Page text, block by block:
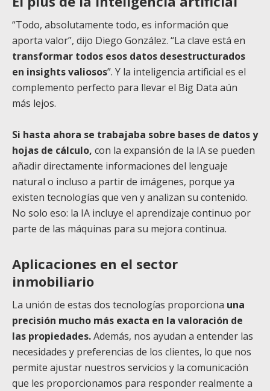
“Todo, absolutamente todo, es información que
aporta valor”, dijo Diego González. “La clave está en
transformar todos esos datos desestructurados
en insights valiosos”. Y la inteligencia artificial es el
complemento perfecto para llevar el Big Data aún
más lejos.
Si hasta ahora se trabajaba sobre bases de datos y
hojas de cálculo, con la expansión de la IA se pueden
añadir directamente informaciones del lenguaje
natural o incluso a partir de imágenes, porque ya
existen tecnologías que ven y analizan su contenido.
No solo eso: la IA incluye el aprendizaje continuo por
parte de las máquinas para su mejora continua.
Aplicaciones en el sector
inmobiliario
La unión de estas dos tecnologías proporciona una
precisión mucho más exacta en la valoración de
las propiedades.Además, nos ayudan a entender las
necesidades y preferencias de los clientes, lo que nos
permite ajustar nuestros servicios y la comunicación
que les proporcionamos para responder realmente a